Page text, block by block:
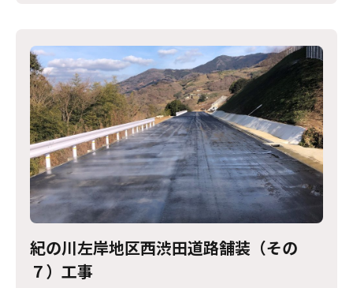
紀の川左岸地区西渋田道路舗装（その
７）工事